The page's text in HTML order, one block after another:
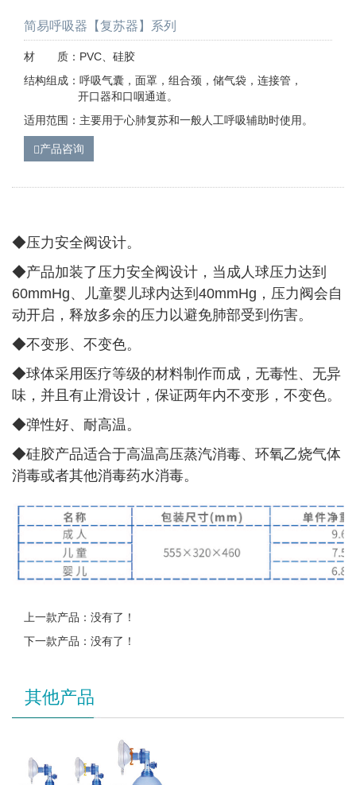
简易呼吸器【复苏器】系列
材 质：PVC、硅胶
结构组成：呼吸气囊，面罩，组合颈，储气袋，连接管，
开口器和口咽通道。
适用范围：主要用于心肺复苏和一般人工呼吸辅助时使用。
产品咨询
◆压力安全阀设计。
◆产品加装了压力安全阀设计，当成人球压力达到
60mmHg、儿童婴儿球内达到40mmHg，压力阀会自
动开启，释放多余的压力以避免肺部受到伤害。
◆不变形、不变色。
◆球体采用医疗等级的材料制作而成，无毒性、无异
味，并且有止滑设计，保证两年内不变形，不变色。
◆弹性好、耐高温。
◆硅胶产品适合于高温高压蒸汽消毒、环氧乙烧气体
消毒或者其他消毒药水消毒。
上一款产品：没有了！
下一款产品：没有了！
其他产品